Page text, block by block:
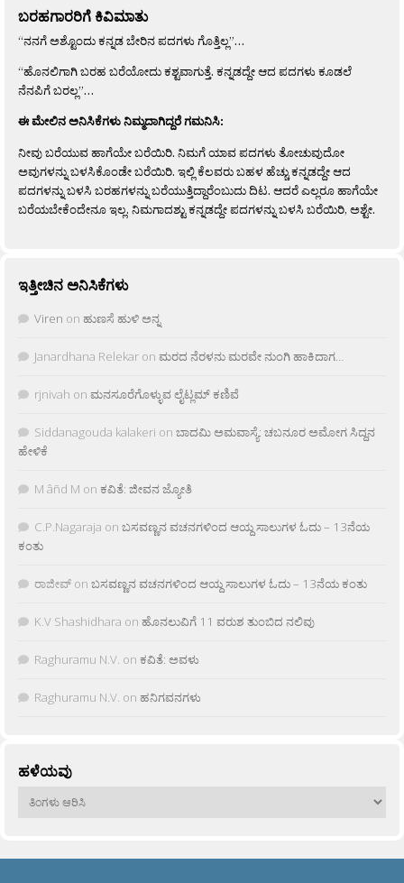
ಬರಹಗಾರರಿಗೆ ಕಿವಿಮಾತು
“ನನಗೆ ಅಶ್ಟೊಂದು ಕನ್ನಡ ಬೇರಿನ ಪದಗಳು ಗೊತ್ತಿಲ್ಲ”…
“ಹೊನಲಿಗಾಗಿ ಬರಹ ಬರೆಯೋದು ಕಶ್ಟವಾಗುತ್ತೆ. ಕನ್ನಡದ್ದೇ ಆದ ಪದಗಳು ಕೂಡಲೆ
ನೆನಪಿಗೆ ಬರಲ್ಲ”…
ಈ ಮೇಲಿನ ಅನಿಸಿಕೆಗಳು ನಿಮ್ಮದಾಗಿದ್ದರೆ ಗಮನಿಸಿ:
ನೀವು ಬರೆಯುವ ಹಾಗೆಯೇ ಬರೆಯಿರಿ. ನಿಮಗೆ ಯಾವ ಪದಗಳು ತೋಚುವುದೋ
ಅವುಗಳನ್ನು ಬಳಸಿಕೊಂಡೇ ಬರೆಯಿರಿ. ಇಲ್ಲಿ ಕೆಲವರು ಬಹಳ ಹೆಚ್ಚು ಕನ್ನಡದ್ದೇ ಆದ
ಪದಗಳನ್ನು ಬಳಸಿ ಬರಹಗಳನ್ನು ಬರೆಯುತ್ತಿದ್ದಾರೆಂಬುದು ದಿಟ. ಆದರೆ ಎಲ್ಲರೂ ಹಾಗೆಯೇ
ಬರೆಯಬೇಕೆಂದೇನೂ ಇಲ್ಲ. ನಿಮಗಾದಶ್ಟು ಕನ್ನಡದ್ದೇ ಪದಗಳನ್ನು ಬಳಸಿ ಬರೆಯಿರಿ, ಅಶ್ಟೇ.
ಇತ್ತೀಚಿನ ಅನಿಸಿಕೆಗಳು
Viren on ಹುಣಸೆ ಹುಳಿ ಅನ್ನ
Janardhana Relekar on ಮರದ ನೆರಳನು ಮರವೇ ನುಂಗಿ ಹಾಕಿದಾಗ…
rjnivah on ಮನಸೂರೆಗೊಳ್ಳುವ ಲೈಟ್ಲಮ್ ಕಣಿವೆ
Siddanagouda kalakeri on ಬಾದಮಿ ಅಮವಾಸ್ಯೆ: ಚಬನೂರ ಅಮೋಗ ಸಿದ್ದನ
ಹೇಳಿಕೆ
M âñd M on ಕವಿತೆ: ಜೀವನ ಜ್ಯೋತಿ
C.P.Nagaraja on ಬಸವಣ್ಣನ ವಚನಗಳಿಂದ ಆಯ್ದ ಸಾಲುಗಳ ಓದು – 13ನೆಯ
ಕಂತು
ರಾಜೀವ್ on ಬಸವಣ್ಣನ ವಚನಗಳಿಂದ ಆಯ್ದ ಸಾಲುಗಳ ಓದು – 13ನೆಯ ಕಂತು
K.V Shashidhara on ಹೊನಲುವಿಗೆ 11 ವರುಶ ತುಂಬಿದ ನಲಿವು
Raghuramu N.V. on ಕವಿತೆ: ಅವಳು
Raghuramu N.V. on ಹನಿಗವನಗಳು
ಹಳೆಯವು
ಹಳೆಯವು